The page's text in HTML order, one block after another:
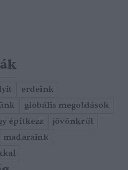
erdeink
globális megoldások
építkezz
jövőnkről
madaraink